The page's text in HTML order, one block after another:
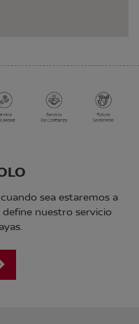
sea estaremos a
define nuestro servicio